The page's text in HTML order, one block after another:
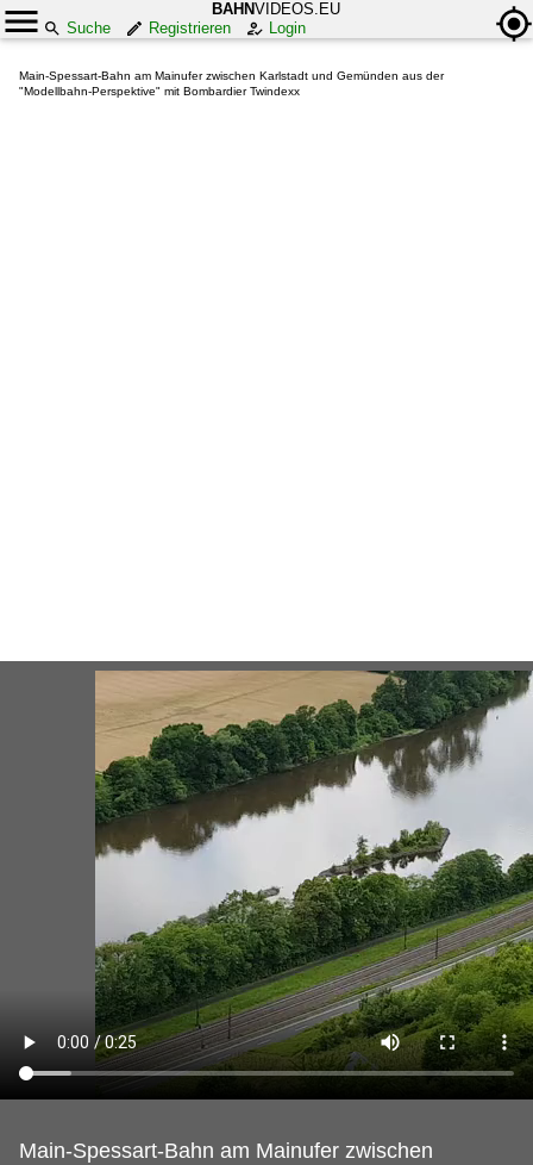
BAHNVIDEOS.EU
Suche
Registrieren Login
Main-Spessart-Bahn am Mainufer zwischen Karlstadt und Gemünden aus der
"Modellbahn-Perspektive" mit Bombardier Twindexx
Main-Spessart-Bahn am Mainufer zwischen